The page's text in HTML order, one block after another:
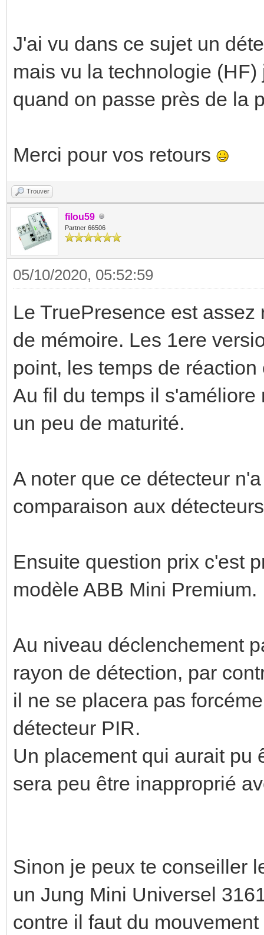
J'ai vu dans ce sujet un
mais vu la technologie
quand on passe près de la
Merci pour vos retours
Trouver
filou59
Partner 66506
05/10/2020, 05:52:59
Le TruePresence est
de mémoire. Les 1ere
point, les temps de
Au fil du temps il
un peu de maturité.
A noter que ce détecteur
comparaison aux
Ensuite question prix c'est
modèle ABB Mini Premium.
Au niveau déclenchement
rayon de détection, par
il ne se placera pas
détecteur PIR.
Un placement qui aurait pu
sera peu être inapproprié
Sinon je peux te conseiller
un Jung Mini Universel
contre il faut du